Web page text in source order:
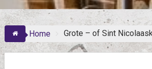
Home Grote – of Sint